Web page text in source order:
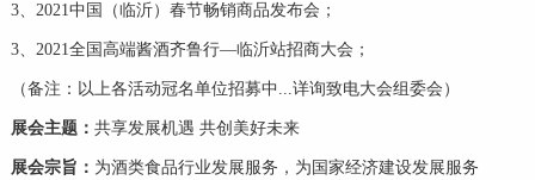
3、2021中国（临沂）春节畅销商品发布会；
3、2021全国高端酱酒齐鲁行—临沂站招商大会；
（备注：以上各活动冠名单位招募中...详询致电大会组委会）
展会主题： 共享发展机遇 共创美好未来
展会宗旨： 为酒类食品行业发展服务，为国家经济建设发展服务